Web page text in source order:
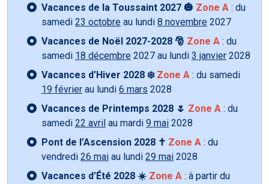
Vacances de la Toussaint 2027 🎃 Zone A : du
samedi 23 octobre au lundi 8 novembre 2027
Vacances de Noël 2027-2028 🎅 Zone A : du
samedi 18 décembre 2027 au lundi 3 janvier 2028
Vacances d’Hiver 2028 ❄️ Zone A : du samedi
19 février au lundi 6 mars 2028
Vacances de Printemps 2028 🌷 Zone A : du
samedi 22 avril au mardi 9 mai 2028
Pont de l’Ascension 2028 ✝️ Zone A : du
vendredi 26 mai au lundi 29 mai 2028
Vacances d’Été 2028 ☀️ Zone A : à partir du